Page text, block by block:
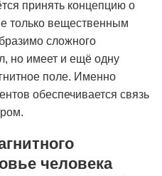
принять концепцию о
только вещественным
сложного
но имеет и ещё одну
поле. Именно
обеспечивается связь
человека